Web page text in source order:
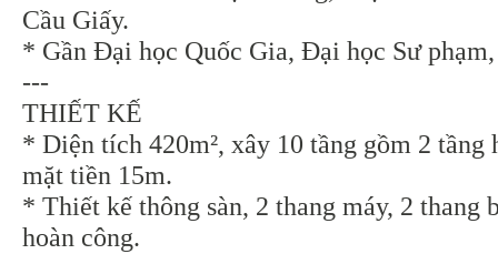
Cầu Giấy.
* Gần Đại học Quốc Gia, Đại học Sư
---
THIẾT KẾ
* Diện tích 420m², xây 10 tầng gồm 2 tầng
mặt tiền 15m.
* Thiết kế thông sàn, 2 thang máy, 2 thang
hoàn công.